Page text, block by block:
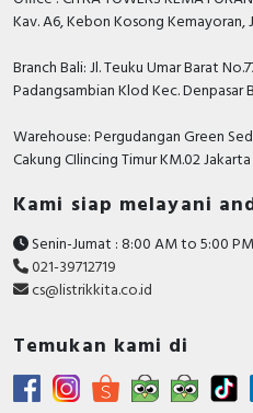
Kav. A6, Kebon Kosong Kemayoran,
Branch Bali: Jl. Teuku Umar Barat
Padangsambian Klod Kec. Denpasar
Warehouse: Pergudangan Green
Cakung CIlincing Timur KM.02 Jakarta
Kami siap melayani
Senin-Jumat : 8:00 AM to 5:00 PM
021-39712719
cs@listrikkita.co.id
Temukan kami di